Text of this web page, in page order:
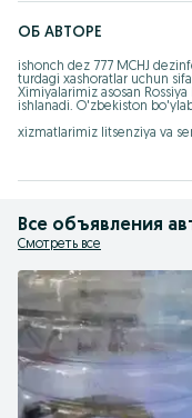
ОБ АВТОРЕ
ishonch dez 777 MCHJ
turdagi xashoratlar uchun
Ximiyalarimiz asosan
ishlanadi. O'zbekiston
xizmatlarimiz litsenziya va
Все объявления
Смотреть все